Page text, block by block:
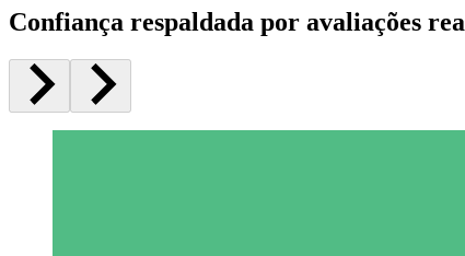
Confiança respaldada por avaliações